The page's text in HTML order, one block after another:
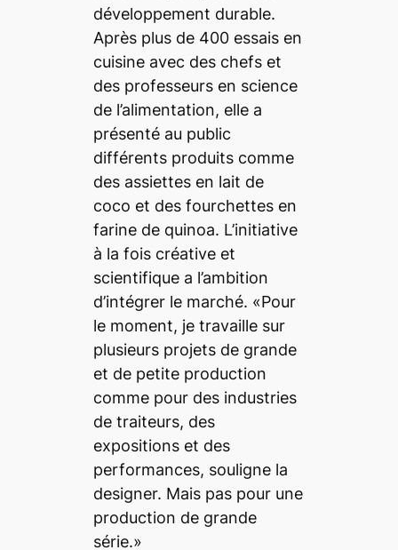
développement durable.
Après plus de 400 essais en
cuisine avec des chefs et
des professeurs en science
de l’alimentation, elle a
présenté au public
différents produits comme
des assiettes en lait de
coco et des fourchettes en
farine de quinoa. L’initiative
à la fois créative et
scientifique a l’ambition
d’intégrer le marché. «Pour
le moment, je travaille sur
plusieurs projets de grande
et de petite production
comme pour des industries
de traiteurs, des
expositions et des
performances, souligne la
designer. Mais pas pour une
production de grande
série.»